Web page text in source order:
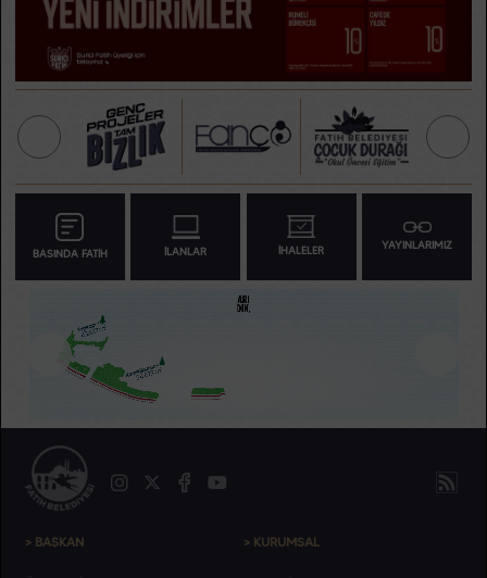
BASINDA FATİH İLANLAR İHALELER
YAYINLARIMIZ
> BAŞKAN > KURUMSAL